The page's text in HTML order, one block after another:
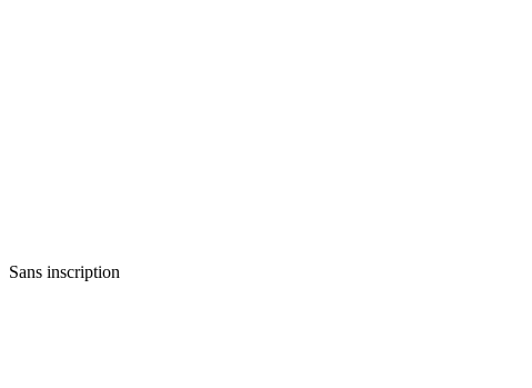
Sans inscription